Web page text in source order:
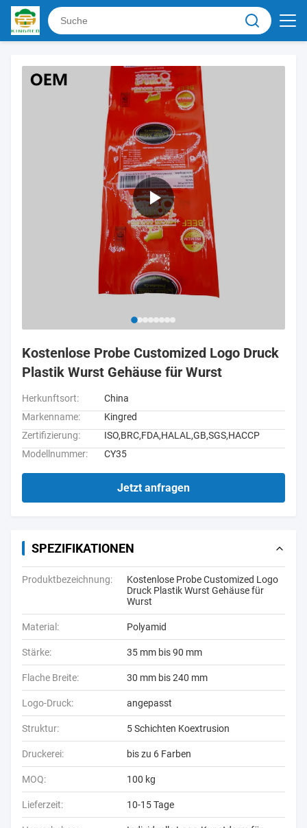
Kostenlose Probe Customized Logo Druck
Plastik Wurst Gehäuse für Wurst
Herkunftsort:
China
Markenname:
Kingred
Zertifizierung:
ISO,BRC,FDA,HALAL,GB,SGS,HACCP
Modellnummer:
CY35
Jetzt anfragen
SPEZIFIKATIONEN
Produktbezeichnung:
Kostenlose Probe Customized Logo
Druck Plastik Wurst Gehäuse für
Wurst
Material: Polyamid
Stärke: 35 mm bis 90 mm
Flache Breite: 30 mm bis 240 mm
Logo-Druck: angepasst
Struktur: 5 Schichten Koextrusion
Druckerei: bis zu 6 Farben
MOQ: 100 kg
Lieferzeit: 10-15 Tage